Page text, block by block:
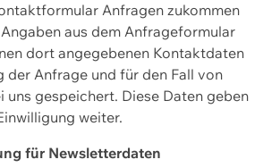
Anfragen zukommen
aus dem Anfrageformular
dort angegebenen Kontaktdaten
der Anfrage und für den Fall von
uns gespeichert. Diese Daten geben
weiter.
für Newsletterdaten